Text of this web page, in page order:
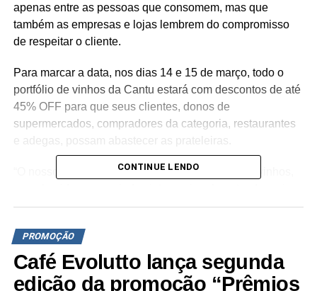
apenas entre as pessoas que consomem, mas que
também as empresas e lojas lembrem do compromisso
de respeitar o cliente.
Para marcar a data, nos dias 14 e 15 de março, todo o
portfólio de vinhos da Cantu estará com descontos de até
45% OFF para que seus clientes, donos de
supermercados, compradores da categoria, restaurantes
“O nosso portfólio possui mais de 400 rótulos de vinhos,
de 50 produtores de 14 diferentes países de origem,
França, Itália, EUA e outros. Essa é uma oportunidade do
varejo comprar rótulos incríveis por um ótimo custo
benefício”, diz Julio Vargas, head de negócios da Cantu.
CONTINUE LENDO
PROMOÇÃO
Café Evolutto lança segunda
edição da promoção “Prêmios